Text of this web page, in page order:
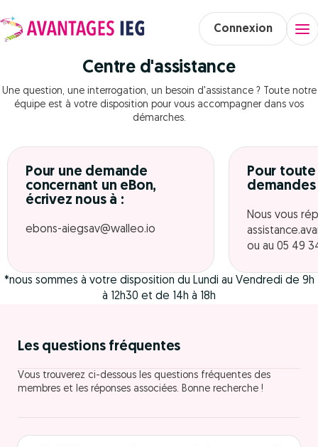
Connexion
Centre d'assistance
Une question, une interrogation, un besoin d'assistance ? Toute notre
équipe est à votre disposition pour vous accompagner dans vos
démarches.
Pour une demande
concernant un eBon,
écrivez nous à :
ebons-aiegsav@walleo.io
Pour
demandes
Nous vous
ou au 05 49
*nous sommes à votre disposition du Lundi au Vendredi de 9h
à 12h30 et de 14h à 18h
Les questions fréquentes
Vous trouverez ci-dessous les questions fréquentes des
membres et les réponses associées. Bonne recherche !